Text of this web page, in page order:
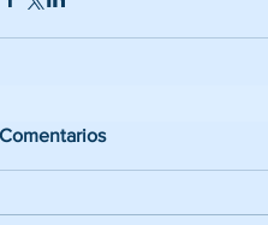
Comentarios